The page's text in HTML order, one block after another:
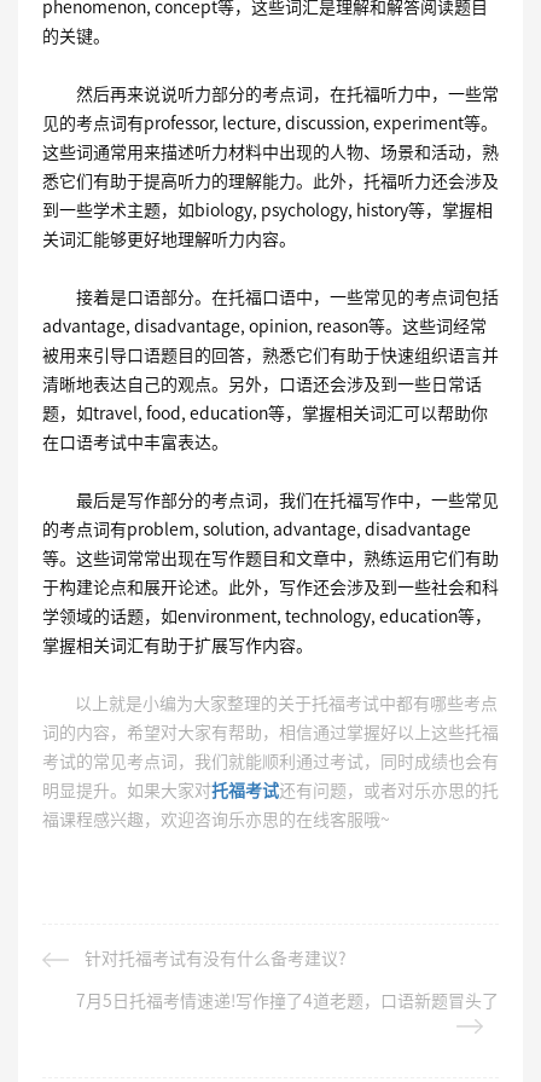
phenomenon, concept等，这些词汇是理解和解答阅读题目
的关键。
然后再来说说听力部分的考点词，在托福听力中，一些常
见的考点词有professor, lecture, discussion, experiment等。
这些词通常用来描述听力材料中出现的人物、场景和活动，熟
悉它们有助于提高听力的理解能力。此外，托福听力还会涉及
到一些学术主题，如biology, psychology, history等，掌握相
关词汇能够更好地理解听力内容。
接着是口语部分。在托福口语中，一些常见的考点词包括
advantage, disadvantage, opinion, reason等。这些词经常
被用来引导口语题目的回答，熟悉它们有助于快速组织语言并
清晰地表达自己的观点。另外，口语还会涉及到一些日常话
题，如travel, food, education等，掌握相关词汇可以帮助你
在口语考试中丰富表达。
最后是写作部分的考点词，我们在托福写作中，一些常见
的考点词有problem, solution, advantage, disadvantage
等。这些词常常出现在写作题目和文章中，熟练运用它们有助
于构建论点和展开论述。此外，写作还会涉及到一些社会和科
学领域的话题，如environment, technology, education等，
掌握相关词汇有助于扩展写作内容。
以上就是小编为大家整理的关于托福考试中都有哪些考点
词的内容，希望对大家有帮助，相信通过掌握好以上这些托福
考试的常见考点词，我们就能顺利通过考试，同时成绩也会有
明显提升。如果大家对托福考试还有问题，或者对乐亦思的托
福课程感兴趣，欢迎咨询乐亦思的在线客服哦~
针对托福考试有没有什么备考建议?
7月5日托福考情速递!写作撞了4道老题，口语新题冒头了